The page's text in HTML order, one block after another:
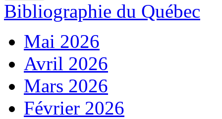
Bibliographie du Québec
Mai 2026
Avril 2026
Mars 2026
Février 2026